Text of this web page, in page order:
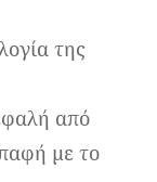
της
από
με το